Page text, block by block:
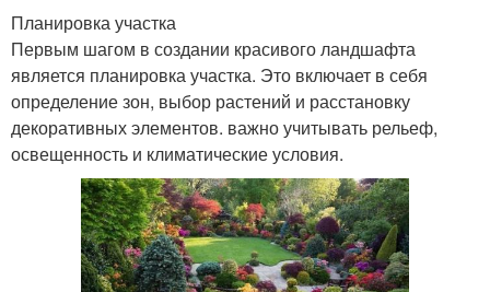
Планировка участка
Первым шагом в создании красивого ландшафта
является планировка участка. Это включает в себя
определение зон, выбор растений и расстановку
декоративных элементов. важно учитывать рельеф,
освещенность и климатические условия.